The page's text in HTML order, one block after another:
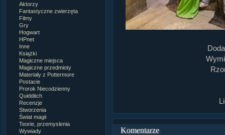
Aktorzy
Fantastyczne zwierzęta
Filmy
Gry
Hogwart
HPnet
Inne
Książki
Magiczne miejsca
Magiczne przedmioty
Materiały z Pottermore
Postacie
Prorok Niecodzienny
Quidditch
Recenzje
Stworzenia
Świat magii
Teorie, przemyslenia
Wywiady
Komentarze